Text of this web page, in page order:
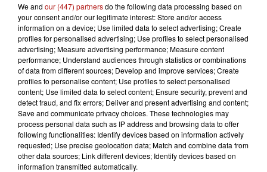
frais de rémission et de faire moins de papier.
We and our (447) partnersdo the following data processing based on
your consent and/or our legitimate interest: Store and/or access
information on a device; Use limited data to select advertising; Create
profiles for personalised advertising; Use profiles to select personalised
advertising; Measure advertising performance; Measure content
performance; Understand audiences through statistics or combinations
of data from different sources; Develop and improve services; Create
profiles to personalise content; Use profiles to select personalised
content; Use limited data to select content; Ensure security, prevent and
detect fraud, and fix errors; Deliver and present advertising and content;
Save and communicate privacy choices. These technologies may
process personal data such as IP address and browsing data to offer
following functionalities: Identify devices based on information actively
requested; Use precise geolocation data; Match and combine data from
other data sources; Link different devices; Identify devices based on
information transmitted automatically.